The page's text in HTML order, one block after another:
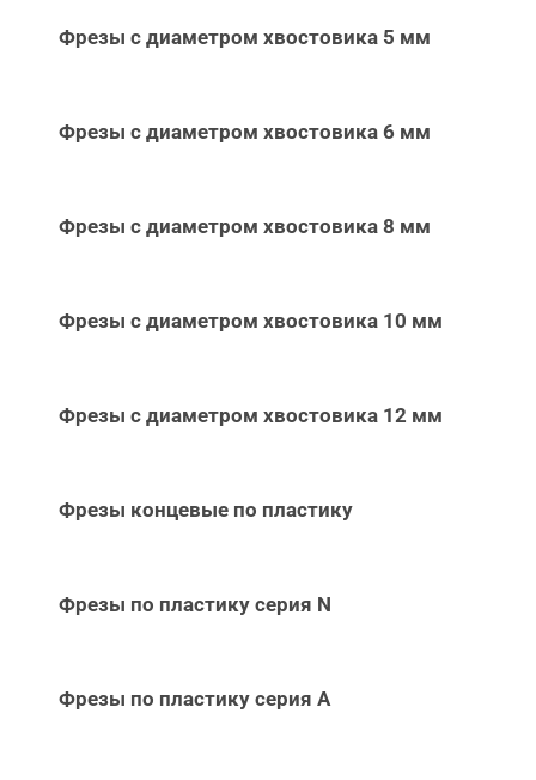
Фрезы с диаметром хвостовика 5 мм
Фрезы с диаметром хвостовика 6 мм
Фрезы с диаметром хвостовика 8 мм
Фрезы с диаметром хвостовика 10 мм
Фрезы с диаметром хвостовика 12 мм
Фрезы концевые по пластику
Фрезы по пластику серия N
Фрезы по пластику серия А